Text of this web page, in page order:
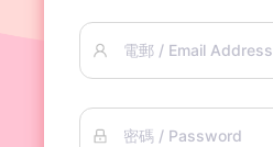
電郵 / Email Address
密碼 / Password